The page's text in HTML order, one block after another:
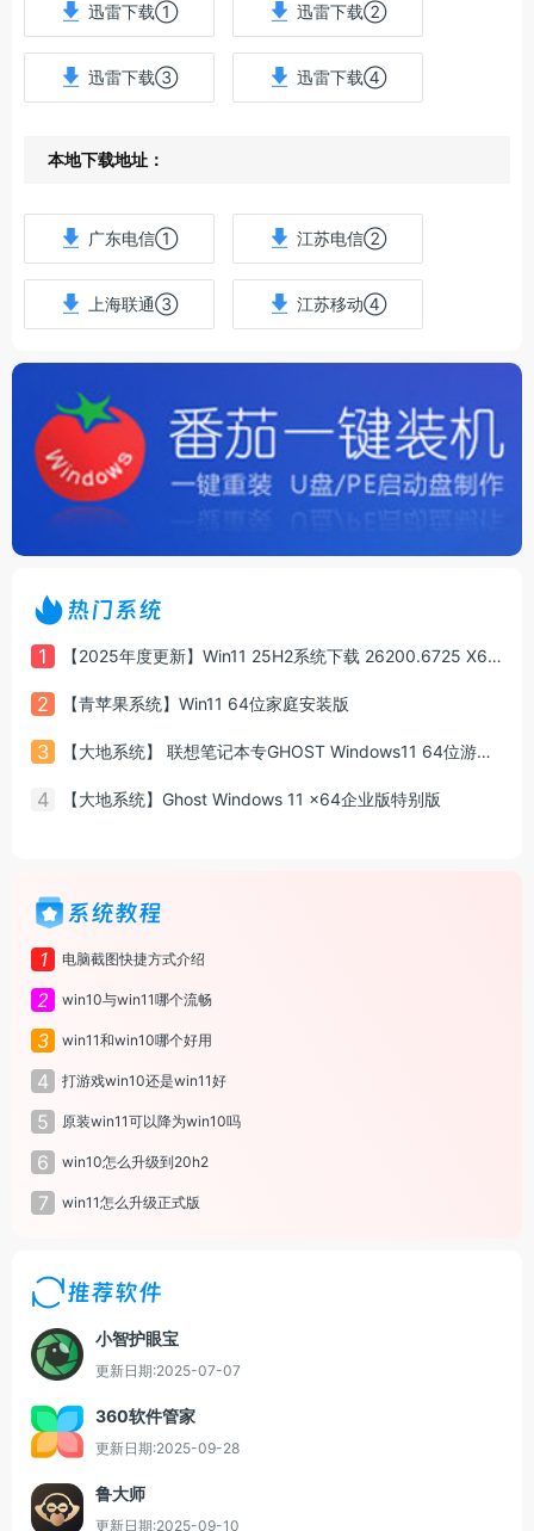
迅雷下载① 迅雷下载②
迅雷下载③ 迅雷下载④
本地下载地址：
广东电信① 江苏电信②
上海联通③ 江苏移动④
热门系统
1 【2025年度更新】Win11 25H2系统下载 26200.6725 X64 专业版
2 【青苹果系统】Win11 64位家庭安装版
3 【大地系统】 联想笔记本专GHOST Windows11 64位游戏增强版系统镜像
4 【大地系统】Ghost Windows 11 x64企业版特别版
系统教程
1 电脑截图快捷方式介绍
2 win10与win11哪个流畅
3 win11和win10哪个好用
4 打游戏win10还是win11好
5 原装win11可以降为win10吗
6 win10怎么升级到20h2
7 win11怎么升级正式版
推荐软件
小智护眼宝
更新日期:2025-07-07
360软件管家
更新日期:2025-09-28
鲁大师
更新日期:2025-09-10